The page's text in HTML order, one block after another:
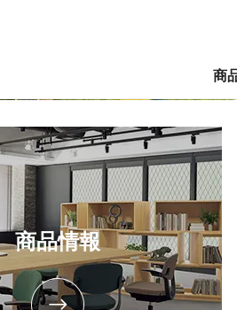
商品情報
文具・事務用品
商
ョン
福祉・医療施設 学校
リティ
ジ サステナビリティの考
ジ ライオン事務器について
さま
個人投資家の皆さまへ
あるご質問
IRに関するお